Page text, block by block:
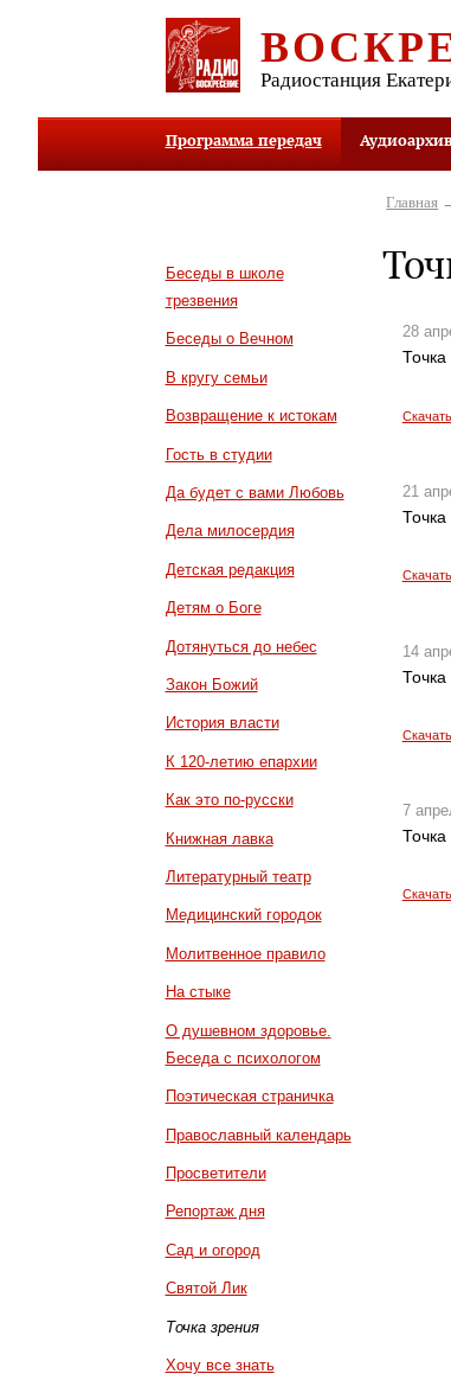
Радиостанция
Программа передач Аудиоархив
Беседы в школе
трезвения
Беседы о Вечном
В кругу семьи
Возвращение к истокам
Гость в студии
Да будет с вами Любовь
Дела милосердия
Детская редакция
Детям о Боге
Дотянуться до небес
Закон Божий
История власти
К 120-летию епархии
Как это по-русски
Книжная лавка
Литературный театр
Медицинский городок
Молитвенное правило
На стыке
О душевном здоровье.
Беседа с психологом
Поэтическая страничка
Православный календарь
Просветители
Репортаж дня
Сад и огород
Святой Лик
Точка зрения
Хочу все знать
Главная
28
21
14
7